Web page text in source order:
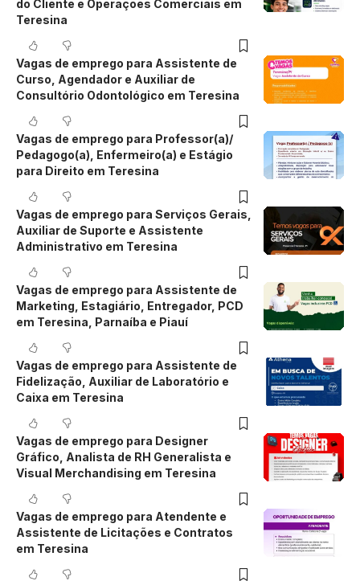
do Cliente e Operações Comerciais em
Teresina
Vagas de emprego para Assistente de
Curso, Agendador e Auxiliar de
Consultório Odontológico em Teresina
Vagas de emprego para Professor(a)/
Pedagogo(a), Enfermeiro(a) e Estágio
para Direito em Teresina
Vagas de emprego para Serviços Gerais,
Auxiliar de Suporte e Assistente
Administrativo em Teresina
Vagas de emprego para Assistente de
Marketing, Estagiário, Entregador, PCD
em Teresina, Parnaíba e Piauí
Vagas de emprego para Assistente de
Fidelização, Auxiliar de Laboratório e
Caixa em Teresina
Vagas de emprego para Designer
Gráfico, Analista de RH Generalista e
Visual Merchandising em Teresina
Vagas de emprego para Atendente e
Assistente de Licitações e Contratos
em Teresina